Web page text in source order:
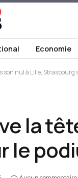
Economie
son nul à Lille,
la
le